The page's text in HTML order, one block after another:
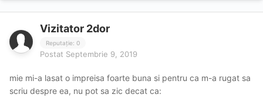
Vizitator 2dor
Reputație: 0
Postat Septembrie 9, 2019
mie mi-a lasat o impreisa foarte buna si pentru ca m-a rugat sa
scriu despre ea, nu pot sa zic decat ca: